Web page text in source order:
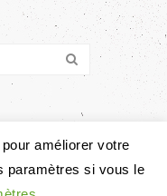
Beau |
améliorer votre
paramètres si vous le